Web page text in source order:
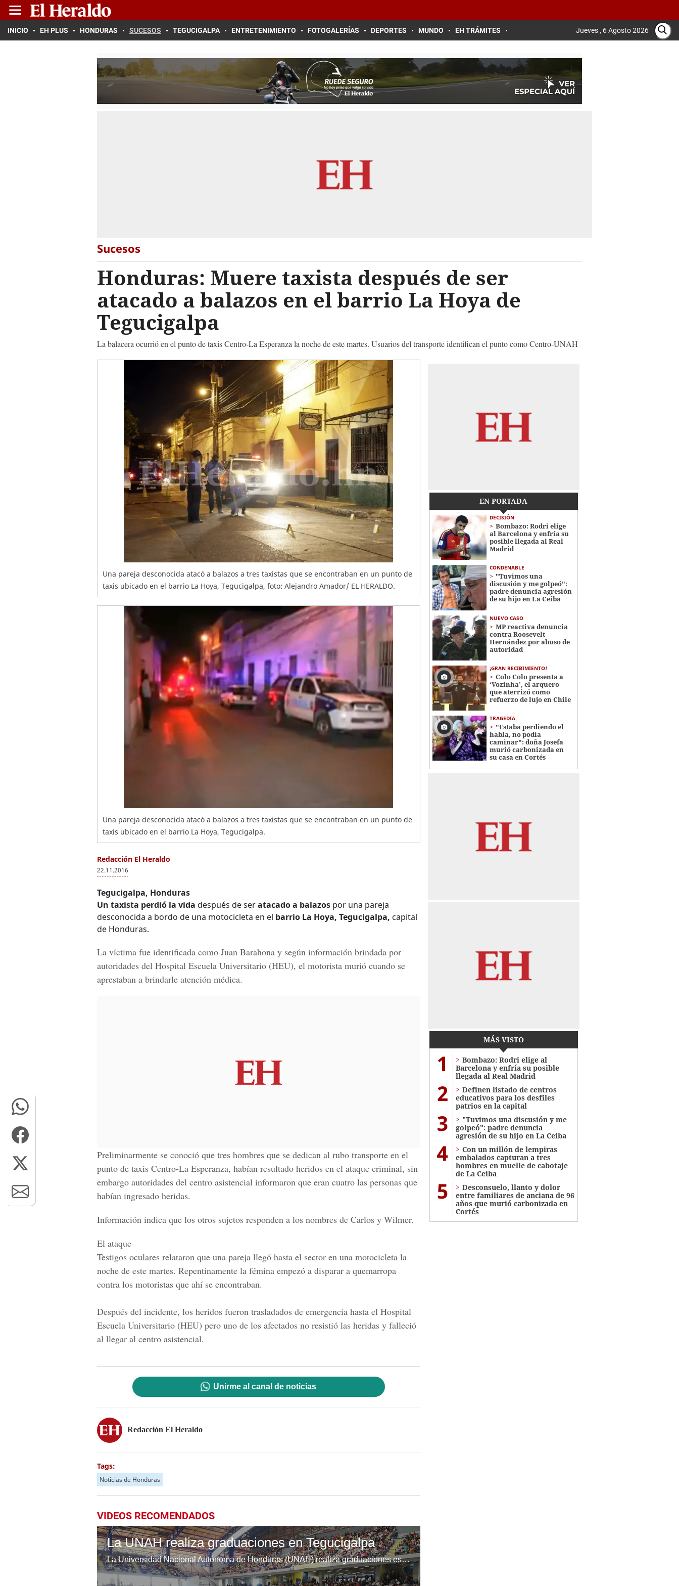
INICIO EH PLUS HONDURAS SUCESOS TEGUCIGALPA ENTRETENIMIENTO FOTOGALERÍAS DEPORTES MUNDO EH TRÁMITES Jueves , 6 Agosto 2026
Sucesos
Honduras: Muere taxista después de ser
atacado a balazos en el barrio La Hoya de
Tegucigalpa
La balacera ocurrió en el punto de taxis Centro-La Esperanza la noche de este martes. Usuarios del transporte identifican el punto como Centro-UNAH
Una pareja desconocida atacó a balazos a tres taxistas que se encontraban en un punto de
taxis ubicado en el barrio La Hoya, Tegucigalpa, foto: Alejandro Amador/ EL HERALDO.
Una pareja desconocida atacó a balazos a tres taxistas que se encontraban en un punto de
taxis ubicado en el barrio La Hoya, Tegucigalpa.
Redacción El Heraldo
22.11.2016
Tegucigalpa, Honduras
Un taxista perdió la vida después de seratacado a balazos por una pareja
desconocida a bordo de una motocicleta en el barrio La Hoya, Tegucigalpa, capital
de Honduras.
La víctima fue identificada como Juan Barahona y según información brindada por
autoridades del Hospital Escuela Universitario (HEU), el motorista murió cuando se
aprestaban a brindarle atención médica.
Preliminarmente se conoció que tres hombres que se dedican al rubo transporte en el
punto de taxis Centro-La Esperanza, habían resultado heridos en el ataque criminal, sin
embargo autoridades del centro asistencial informaron que eran cuatro las personas que
habían ingresado heridas.
Información indica que los otros sujetos responden a los nombres de Carlos y Wilmer.
El ataque
Testigos oculares relataron que una pareja llegó hasta el sector en una motocicleta la
noche de este martes. Repentinamente la fémina empezó a disparar a quemarropa
contra los motoristas que ahí se encontraban.
Después del incidente, los heridos fueron trasladados de emergencia hasta el Hospital
Escuela Universitario (HEU) pero uno de los afectados no resistió las heridas y falleció
al llegar al centro asistencial.
Unirme al canal de noticias
Redacción El Heraldo
Tags:
Noticias de Honduras
VIDEOS RECOMENDADOS
La UNAH realiza graduaciones en Tegucigalpa
La Universidad Nacional Autónoma de Honduras (UNAH) realiza graduaciones este martes en #Tegucigalpa.
EN PORTADA
DECISIÓN
Bombazo: Rodri elige
al Barcelona y enfría su
posible llegada al Real
Madrid
CONDENABLE
"Tuvimos una
discusión y me golpeó":
padre denuncia agresión
de su hijo en La Ceiba
NUEVO CASO
MP reactiva denuncia
contra Roosevelt
Hernández por abuso de
autoridad
¡GRAN RECIBIMIENTO!
Colo Colo presenta a
‘Vozinha’, el arquero
que aterrizó como
refuerzo de lujo en Chile
TRAGEDIA
"Estaba perdiendo el
habla, no podía
caminar": doña Josefa
murió carbonizada en
su casa en Cortés
MÁS VISTO
1
Bombazo: Rodri elige al
Barcelona y enfría su posible
llegada al Real Madrid
2
Definen listado de centros
educativos para los desfiles
patrios en la capital
3
"Tuvimos una discusión y me
golpeó": padre denuncia
agresión de su hijo en La Ceiba
4
Con un millón de lempiras
embalados capturan a tres
hombres en muelle de cabotaje
de La Ceiba
5
​​​​Desconsuelo, llanto y dolor
entre familiares de anciana de 96
años que murió carbonizada en
Cortés